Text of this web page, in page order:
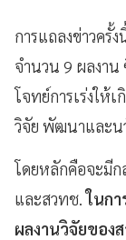
การแถลงข่าวครั้
จำนวน 9 ผลงาน
โจทย์การเร่งให้
วิจัย พัฒนาและน
โดยหลักคือจะมี
และสวทช.ในกา
ผลงานวิจัยของ